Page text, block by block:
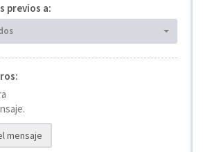
previos a:
mensaje